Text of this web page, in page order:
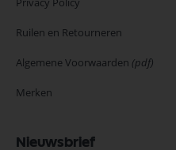
Ruilen en Retourneren
Algemene Voorwaarden (pdf)
Merken
Nieuwsbrief